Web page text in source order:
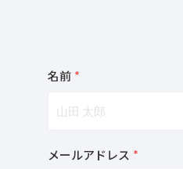
名前 *
メールアドレス *